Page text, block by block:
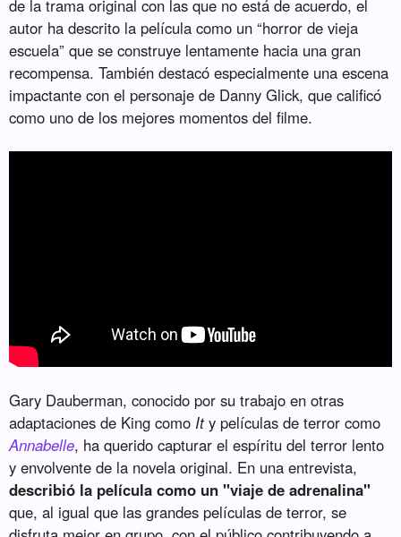
de la trama original con las que no está de acuerdo, el
autor ha descrito la película como un “horror de vieja
escuela” que se construye lentamente hacia una gran
recompensa. También destacó especialmente una escena
impactante con el personaje de Danny Glick, que calificó
como uno de los mejores momentos del filme.
Gary Dauberman, conocido por su trabajo en otras
adaptaciones de King como Ity películas de terror como
Annabelle, ha querido capturar el espíritu del terror lento
y envolvente de la novela original. En una entrevista,
describió la película como un "viaje de adrenalina"
que, al igual que las grandes películas de terror, se